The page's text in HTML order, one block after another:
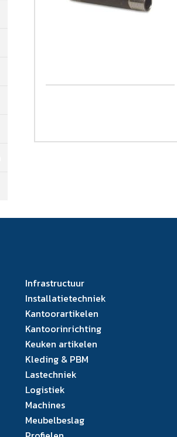
Infrastructuur
Installatietechniek
Kantoorartikelen
Kantoorinrichting
Keuken artikelen
Kleding & PBM
Lastechniek
Logistiek
Machines
Meubelbeslag